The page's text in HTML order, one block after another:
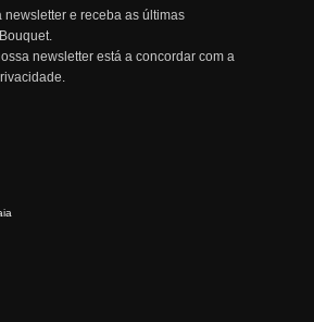
newsletter e receba as últimas
newsletter está a concordar com a